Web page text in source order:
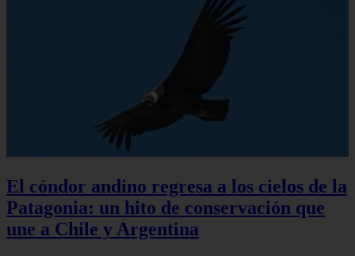
El cóndor andino regresa a los cielos de la
Patagonia: un hito de conservación que
une a Chile y Argentina